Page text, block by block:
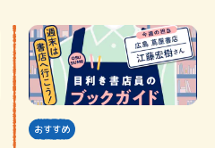
おすすめ